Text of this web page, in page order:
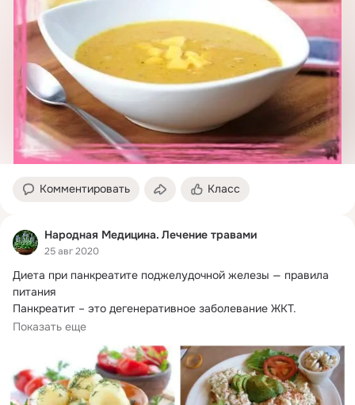
Комментировать Класс
Народная Медицина. Лечение травами
25 авг 2020
Диета при панкреатите поджелудочной железы — правила
питания
Панкреатит – это дегенеративное заболевание ЖКТ.
Болезнь поражает поджелудочную...
Показать еще